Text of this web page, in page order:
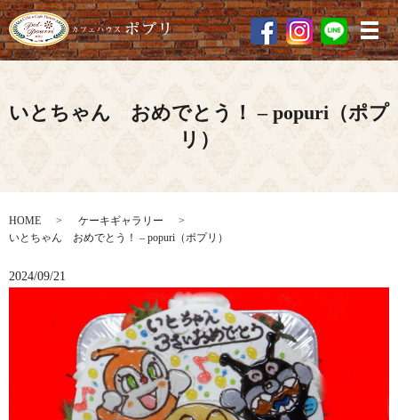
メ
いとちゃん おめでとう！ – popuri（ポプ
リ）
HOME
ケーキギャラリー
いとちゃん おめでとう！ – popuri（ポプリ）
2024/09/21